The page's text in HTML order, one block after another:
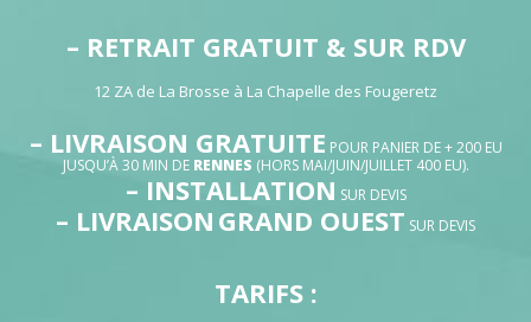
– RETRAIT GRATUIT & SUR RDV
12 ZA de La Brosse à La Chapelle des Fougeretz
– LIVRAISON GRATUITE POUR PANIER DE + 200 EU
JUSQU’À 30 MIN DE RENNES (HORS MAI/JUIN/JUILLET 400 EU).
– INSTALLATION SUR DEVIS
– LIVRAISON GRAND OUEST SUR DEVIS
TARIFS :